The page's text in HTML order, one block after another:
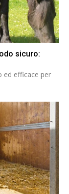
sicuro:
ed efficace per